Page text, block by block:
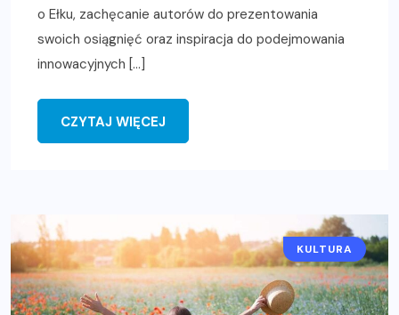
o Ełku, zachęcanie autorów do prezentowania
swoich osiągnięć oraz inspiracja do podejmowania
innowacyjnych […]
CZYTAJ WIĘCEJ
KULTURA